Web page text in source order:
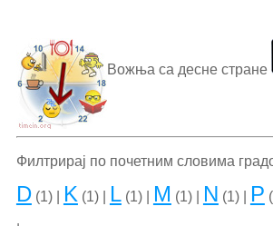
Вожња са десне стране
Филтрирај по почетним словима
D(1) | K (1) | L(1) | M (1) | N (1) | P